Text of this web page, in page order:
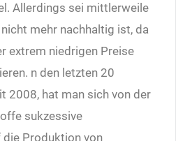
Allerdings sei mittlerweile
mehr nachhaltig ist, da
extrem niedrigen Preise
n den letzten 20
2008, hat man sich von der
sukzessive
Produktion von